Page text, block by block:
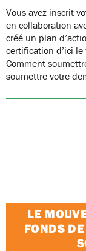
Vous avez inscrit
en collaboration
créé un plan
certification d’ici
Comment
soumettre votre
LE
FONDS